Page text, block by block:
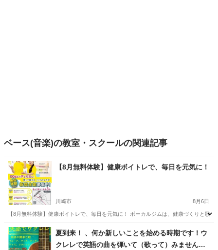
ベース(音楽)の教室・スクールの関連記事
【8月無料体験】健康ボイトレで、毎日を元気に！
川崎市 8月6日
【8月無料体験】健康ボイトレで、毎日を元気に！ ボーカルジムは、健康づくりと
神奈川 川崎市 ボーカル
夏到来！ 、何か新しいことを始める時期です！ウ
クレレで英語の曲を弾いて（歌って）みません